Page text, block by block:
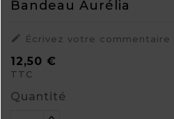
Bandeau Aurélia
 Écrivez votre commentaire
12,50 €
TTC
Quantité